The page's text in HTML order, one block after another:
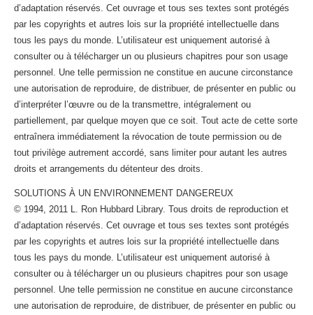
d’adaptation réservés. Cet ouvrage et tous ses textes sont protégés
par les copyrights et autres lois sur la propriété intellectuelle dans
tous les pays du monde. L’utilisateur est uniquement autorisé à
consulter ou à télécharger un ou plusieurs chapitres pour son usage
personnel. Une telle permission ne constitue en aucune circonstance
une autorisation de reproduire, de distribuer, de présenter en public ou
d’interpréter l’œuvre ou de la transmettre, intégralement ou
partiellement, par quelque moyen que ce soit. Tout acte de cette sorte
entraînera immédiatement la révocation de toute permission ou de
tout privilège autrement accordé, sans limiter pour autant les autres
droits et arrangements du détenteur des droits.
SOLUTIONS À UN ENVIRONNEMENT DANGEREUX
© 1994, 2011 L. Ron Hubbard Library. Tous droits de reproduction et
d’adaptation réservés. Cet ouvrage et tous ses textes sont protégés
par les copyrights et autres lois sur la propriété intellectuelle dans
tous les pays du monde. L’utilisateur est uniquement autorisé à
consulter ou à télécharger un ou plusieurs chapitres pour son usage
personnel. Une telle permission ne constitue en aucune circonstance
une autorisation de reproduire, de distribuer, de présenter en public ou